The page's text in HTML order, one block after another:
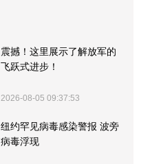
震撼！这里展示了解放军的
飞跃式进步！
2026-08-05 09:37:53
纽约罕见病毒感染警报 波旁
病毒浮现